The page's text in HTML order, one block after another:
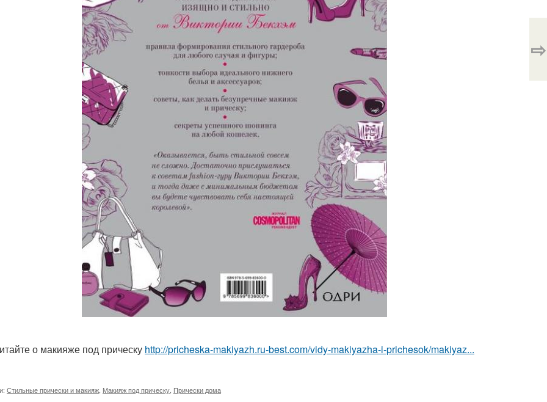
о макияже под прическу http://pricheska-makiyazh.ru-best.com/vidy-makiyazha-i-prichesok/makiyaz...
Стильные прически и макияж Макияж под прическу Прически дома
⇨